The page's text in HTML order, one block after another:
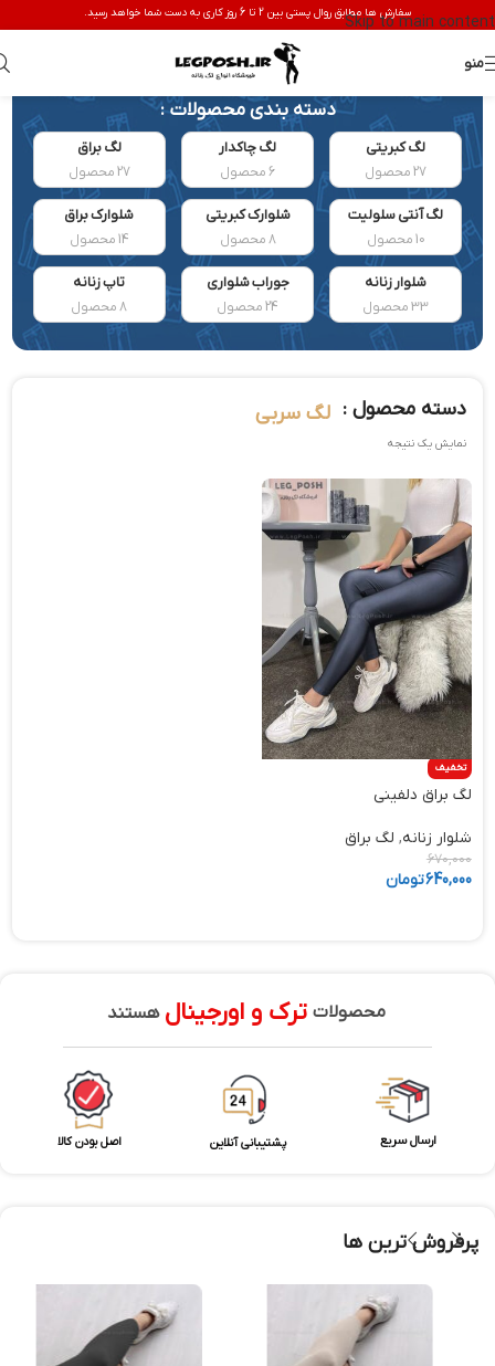
Skip to main contentسفارش ها مطابق روال پستی بین 2 تا 6 روز کاری به دست شما خواهد رسید.
منو
دسته بندی محصولات :
لگ کبریتی
27 محصول
لگ چاکدار
6 محصول
لگ براق
27 محصول
لگ آنتی سلولیت
10 محصول
شلوارک کبریتی
8 محصول
شلوارک براق
14 محصول
شلوار زنانه
33 محصول
جوراب شلواری
24 محصول
تاپ زنانه
8 محصول
دسته محصول : لگ سربی
نمایش یک نتیجه
تخفیف
لگ براق دلفینی
شلوار زنانه, لگ براق
670,000
640,000تومان
محصولات ترک و اورجینال هستند
ارسال سریع پشتیبانی آنلاین اصل بودن کالا
پرفروش ترین ها